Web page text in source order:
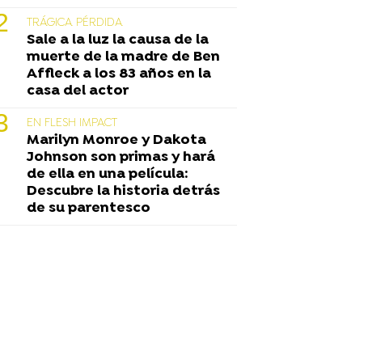
TRÁGICA PÉRDIDA
Sale a la luz la causa de la
muerte de la madre de Ben
Affleck a los 83 años en la
casa del actor
EN FLESH IMPACT
Marilyn Monroe y Dakota
Johnson son primas y hará
de ella en una película:
Descubre la historia detrás
de su parentesco